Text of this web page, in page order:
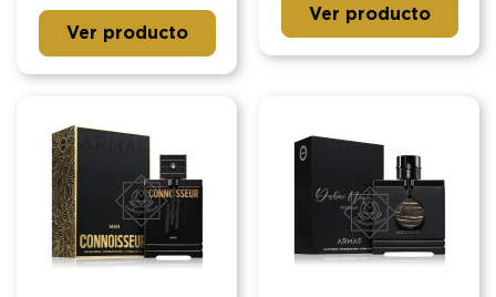
Ver producto
Ver producto